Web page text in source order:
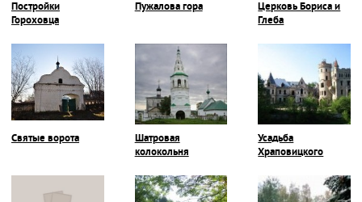
Постройки
Гороховца
Пужалова гора
Церковь Бориса и
Глеба
Святые ворота
Шатровая
колокольня
Усадьба
Храповицкого